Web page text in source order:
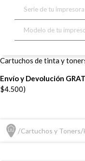
Cartuchos de tinta y
Envío y Devolución
$4.500)
Cartuchos y Toners